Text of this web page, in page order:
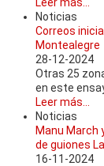
Leer más...
Noticias
Correos
Montealegre
28-12-2024
Otras 25
en este
Leer más...
Noticias
Manu March
de guiones
16-11-2024